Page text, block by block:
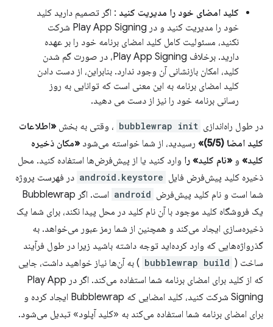
کلید امضای خود را مدیریت کنید : اگر تصمیم دارید کلید
خود را مدیریت کنید و در Play App Signing شرکت
نکنید، مسئولیت کامل کلید امضای برنامه خود را بر عهده
دارید. برخلاف Play App Signing، در صورت گم شدن
کلید، امکان بازنشانی آن وجود ندارد. بنابراین، از دست دادن
کلید امضای برنامه به این معنی است که توانایی به روز
رسانی برنامه خود را نیز از دست می دهید.
در طول راه‌اندازی bubblewrap init ، وقتی به بخش «اطلاعات
کلید امضا (5/5)»
رسیدید، از شما خواسته می‌شود «مکان ذخیره
کلید» و «نام کلید» را وارد کنید یا از پیش‌فرض‌ها استفاده کنید. محل
ذخیره کلید پیش‌فرض فایل android.keystore در فهرست پروژه
شما است و نام کلید پیش‌فرض android
است. اگر Bubblewrap
یک فروشگاه کلید موجود با آن نام کلید در محل پیدا نکند، برای شما یک
ذخیره‌سازی ایجاد می‌کند و همچنین از شما رمز عبور می‌خواهد. به
گذرواژه‌هایی که وارد کرده‌اید توجه داشته باشید زیرا در طول فرآیند
ساخت ( bubblewrap build ) به آن‌ها نیاز خواهید داشت، جایی
که از کلید برای امضای برنامه شما استفاده می‌کند. اگر در Play App
Signing شرکت کنید، کلید امضایی که Bubblewrap ایجاد کرده و
برای امضای برنامه شما استفاده می‌کند به «کلید آپلود» تبدیل می‌شود.